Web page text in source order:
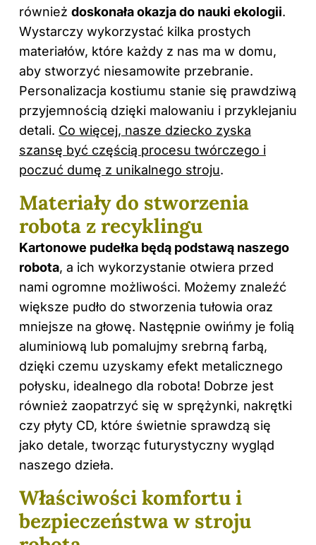
również doskonała okazja do nauki ekologii.
Wystarczy wykorzystać kilka prostych
materiałów, które każdy z nas ma w domu,
aby stworzyć niesamowite przebranie.
Personalizacja kostiumu stanie się prawdziwą
przyjemnością dzięki malowaniu i przyklejaniu
detali. Co więcej, nasze dziecko zyska
szansę być częścią procesu twórczego i
poczuć dumę z unikalnego stroju.
Materiały do stworzenia
robota z recyklingu
Kartonowe pudełka będą podstawą naszego
robota, a ich wykorzystanie otwiera przed
nami ogromne możliwości. Możemy znaleźć
większe pudło do stworzenia tułowia oraz
mniejsze na głowę. Następnie owińmy je folią
aluminiową lub pomalujmy srebrną farbą,
dzięki czemu uzyskamy efekt metalicznego
połysku, idealnego dla robota! Dobrze jest
również zaopatrzyć się w sprężynki, nakrętki
czy płyty CD, które świetnie sprawdzą się
jako detale, tworząc futurystyczny wygląd
naszego dzieła.
Właściwości komfortu i
bezpieczeństwa w stroju